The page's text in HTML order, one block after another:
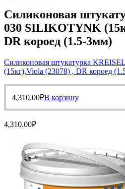
Силиконовая
030 SILIKOTYNK
DR короед (1.5-3мм)
Силиконовая штукатурка
(15кг),Viola (23078) , DR короед
4,310.00₽В корзину
4,310.00₽